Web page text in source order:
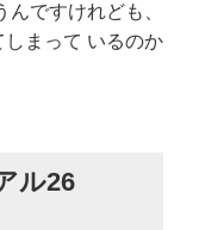
ですけれども、
まって いるのか
ル26